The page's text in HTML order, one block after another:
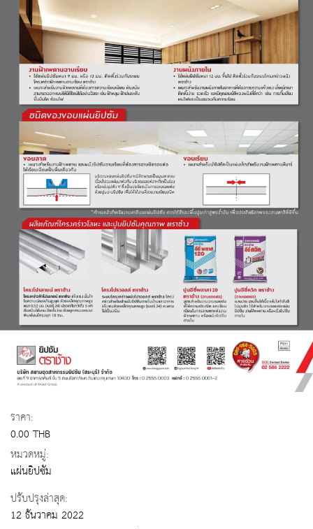
ราคา:
0.00 THB
หมวดหมู่:
แผ่นยิปซัม
ปรับปรุงล่าสุด:
12 ธันวาคม 2022